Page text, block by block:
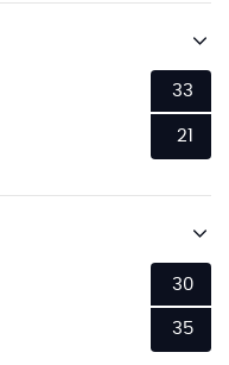
33
21
30
35